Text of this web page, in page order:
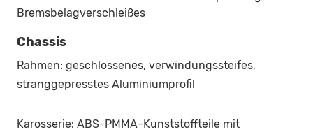
Bremsbelagverschleißes
Chassis
Rahmen: geschlossenes, verwindungssteifes,
stranggepresstes Aluminiumprofil
Karosserie: ABS-PMMA-Kunststoffteile mit